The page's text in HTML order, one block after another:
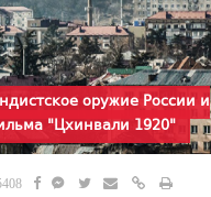
оружие России и
"Цхинвали 1920"